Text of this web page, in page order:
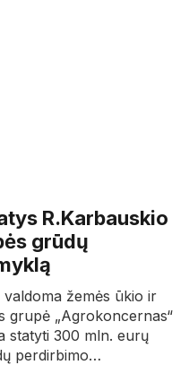
R.Karbauskio
grūdų
žemės ūkio ir
grupė „Agrokoncernas“
statyti 300 mln. eurų
perdirbimo…